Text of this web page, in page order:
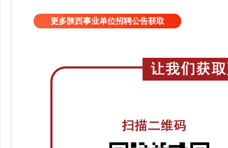
更多陕西事业单位招聘公告获取